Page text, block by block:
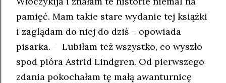
pamięć. Mam takie stare wydanie tej książki
i zaglądam do niej do dziś – opowiada
pisarka. - Lubiłam też wszystko, co wyszło
spod pióra Astrid Lindgren. Od pierwszego
zdania pokochałam tę małą awanturnicę